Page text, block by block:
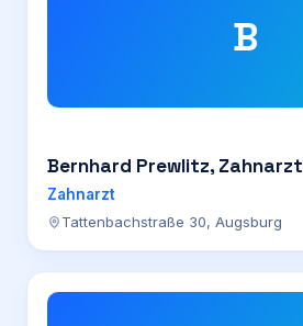
B
Bernhard Prewlitz, Zahnarzt
Zahnarzt
Tattenbachstraße 30, Augsburg